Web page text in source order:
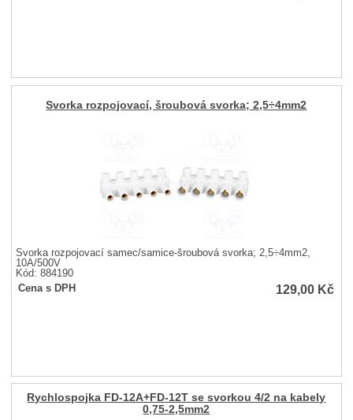
Svorka rozpojovací, šroubová svorka; 2,5÷4mm2
Svorka rozpojovací samec/samice-šroubová svorka; 2,5÷4mm2,
10A/500V
Kód: 884190
Cena s DPH
129,00 Kč
Rychlospojka FD-12A+FD-12T se svorkou 4/2 na kabely
0,75-2,5mm2